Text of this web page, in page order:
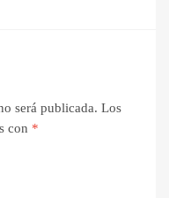
será publicada. Los
con *